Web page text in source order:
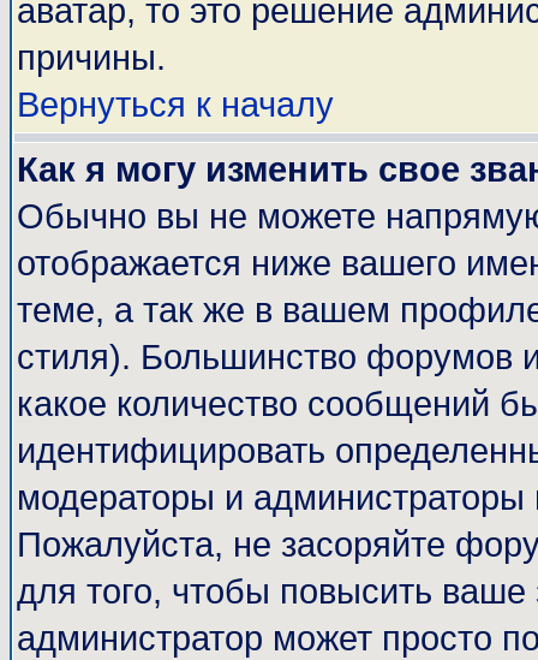
аватар, то это решение
причины.
Вернуться к началу
Как я могу изменить свое
Обычно вы не можете
отображается ниже вашего
теме, а так же в вашем
стиля). Большинство форумов
какое количество сообщений
идентифицировать
модераторы и администраторы
Пожалуйста, не засоряйте
для того, чтобы повысить
администратор может просто